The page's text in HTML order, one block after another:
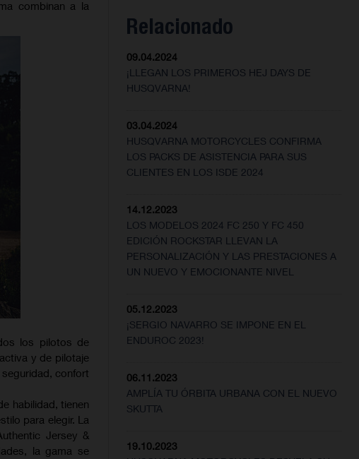
combinan a la
los pilotos de
y de pilotaje
confort
habilidad, tienen
para elegir. La
Jersey &
la gama se
Relacionado
09.04.2024
¡LLEGAN LOS PRIMEROS HEJ DAYS DE
HUSQVARNA!
03.04.2024
HUSQVARNA MOTORCYCLES CONFIRMA
LOS PACKS DE ASISTENCIA PARA SUS
CLIENTES EN LOS ISDE 2024
14.12.2023
LOS MODELOS 2024 FC 250 Y FC 450
EDICIÓN ROCKSTAR LLEVAN LA
PERSONALIZACIÓN Y LAS PRESTACIONES A
UN NUEVO Y EMOCIONANTE NIVEL
05.12.2023
¡SERGIO NAVARRO SE IMPONE EN EL
ENDUROC 2023!
06.11.2023
AMPLÍA TU ÓRBITA URBANA CON EL NUEVO
SKUTTA
19.10.2023